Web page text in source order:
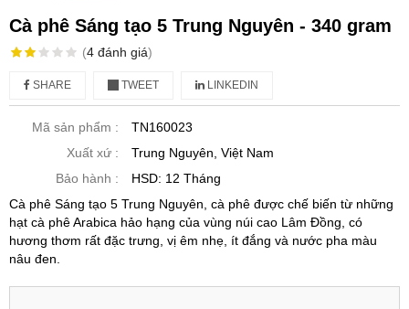
Cà phê Sáng tạo 5 Trung Nguyên - 340 gram
(4 đánh giá)
SHARE TWEET LINKEDIN
Mã sản phẩm :
TN160023
Xuất xứ :
Trung Nguyên, Việt Nam
Bảo hành :
HSD: 12 Tháng
Cà phê Sáng tạo 5 Trung Nguyên, cà phê được chế biến từ những
hạt cà phê Arabica hảo hạng của vùng núi cao Lâm Đồng, có
hương thơm rất đặc trưng, vị êm nhẹ, ít đắng và nước pha màu
nâu đen.